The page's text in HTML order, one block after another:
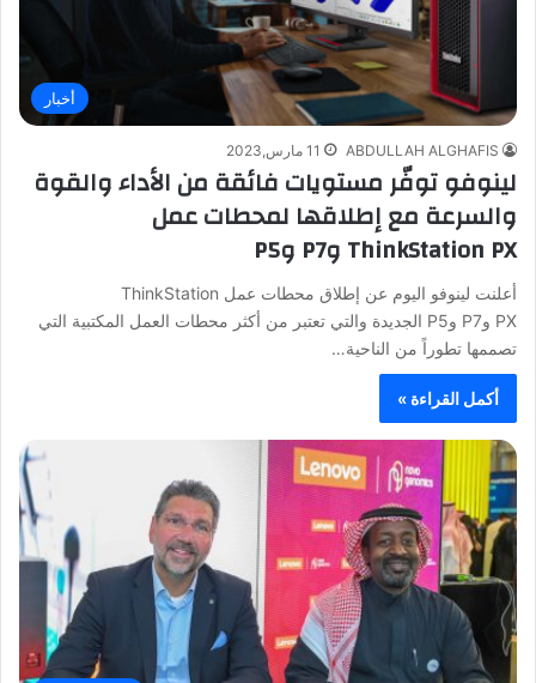
أخبار
ABDULLAH ALGHAFIS 11 مارس,2023
لينوفو توفّر مستويات فائقة من الأداء والقوة
والسرعة مع إطلاقها لمحطات عمل
ThinkStation PX وP7 وP5
أعلنت لينوفو اليوم عن إطلاق محطات عمل ThinkStation
PX وP7 وP5 الجديدة والتي تعتبر من أكثر محطات العمل المكتبية التي
تصممها تطوراً من الناحية…
أكمل القراءة »